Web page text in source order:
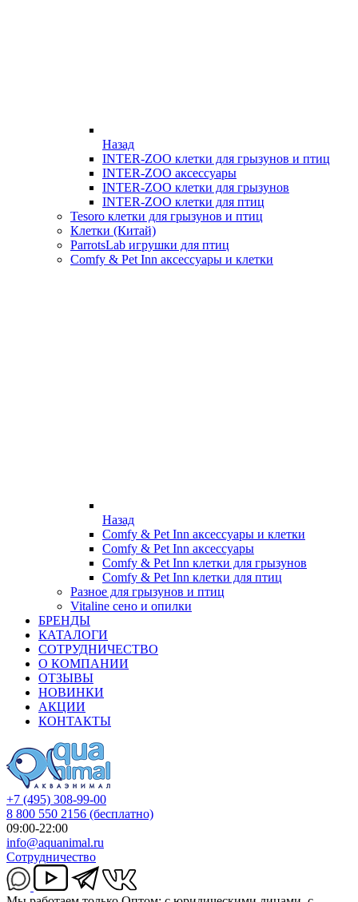
Назад
INTER-ZOO клетки для грызунов и птиц
INTER-ZOO аксессуары
INTER-ZOO клетки для грызунов
INTER-ZOO клетки для птиц
Tesoro клетки для грызунов и птиц
Клетки (Китай)
ParrotsLab игрушки для птиц
Comfy & Pet Inn аксессуары и клетки
Назад
Comfy & Pet Inn аксессуары и клетки
Comfy & Pet Inn аксессуары
Comfy & Pet Inn клетки для грызунов
Comfy & Pet Inn клетки для птиц
Разное для грызунов и птиц
Vitaline сено и опилки
БРЕНДЫ
КАТАЛОГИ
СОТРУДНИЧЕСТВО
О КОМПАНИИ
ОТЗЫВЫ
НОВИНКИ
АКЦИИ
КОНТАКТЫ
+7 (495) 308-99-00
8 800 550 2156 (бесплатно)
09:00-22:00
info@aquanimal.ru
Сотрудничество